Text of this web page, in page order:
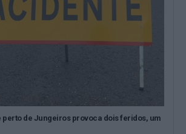
perto de Jungeiros provoca dois feridos, um